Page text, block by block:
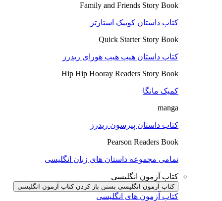
Family and Friends Story Book
کتاب داستان کوییک استارتر
Quick Starter Story Book
کتاب داستان هیپ هیپ هورای ریدرز
Hip Hip Hooray Readers Story Book
کمیک مانگا
manga
کتاب داستان پیرسون ریدرز
Pearson Readers Book
تمامی مجموعه داستان های زبان انگلیسی
کتاب آزمون انگلیسی
کتاب آزمون انگلیسی بستن باز کردن کتاب آزمون انگلیسی
کتاب آزمون های انگلیسی